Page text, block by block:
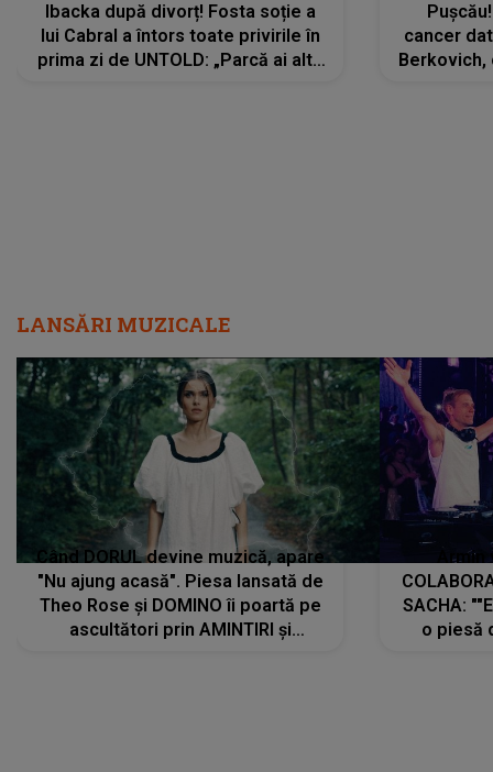
Ibacka după divorț! Fosta soție a
lui Cabral a întors toate privirile în
prima zi de UNTOLD: „Parcă ai altă
cancer
Berkovich,
LANSĂRI MUZICALE
Când DORUL devine muzică, apare
"Nu ajung acasă". Piesa lansată de
Theo Rose și DOMINO îi poartă pe
ascultători prin AMINTIRI și
SACHA:
o piesă